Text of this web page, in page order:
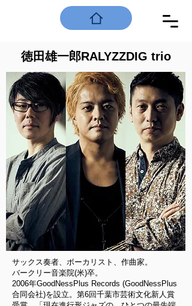
徳田雄一郎RALYZZDIG trio
サックス奏者、ボーカリスト、作曲家。
バークリー音楽院(米)卒。
2006年GoodNessPlus Records (GoodNessPlus
合同会社)を設立。第6回千葉市芸術文化新人賞